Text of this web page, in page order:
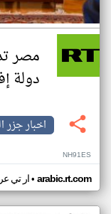
مصر
دولة
اخبار جزر
NH91ES
ار تي• arabic.rt.com